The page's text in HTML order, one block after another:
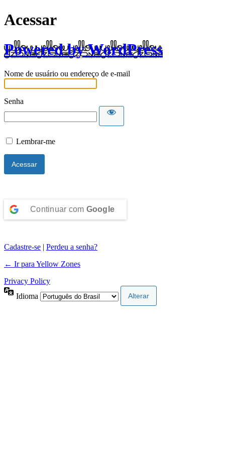
Acessar
Powered by WordPress
Nome de usuário ou endereço de e-mail
Senha
Lembrar-me
Continuar com Google
Cadastre-se | Perdeu a senha?
← Ir para Yellow Zones
Privacy Policy
Idioma